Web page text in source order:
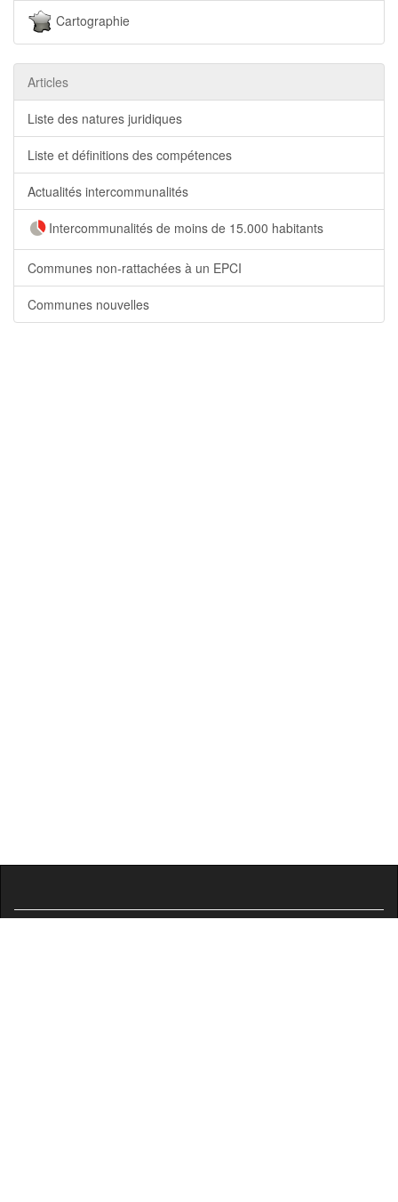
Cartographie
Articles
Liste des natures juridiques
Liste et définitions des compétences
Actualités intercommunalités
Intercommunalités de moins de 15.000 habitants
Communes non-rattachées à un EPCI
Communes nouvelles